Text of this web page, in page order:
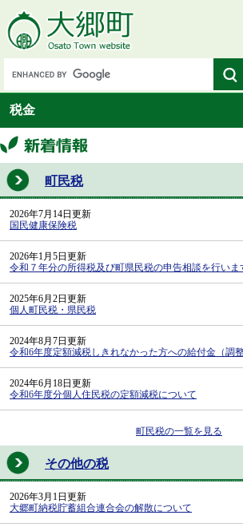
税金
町民税
2026年7月14日更新
国民健康保険税
2026年1月5日更新
令和７年分の所得税及び町県民税の申告相談を行いま
2025年6月2日更新
個人町民税・県民税
2024年8月7日更新
令和6年度定額減税しきれなかった方への給付金（調整
2024年6月18日更新
令和6年度分個人住民税の定額減税について
町民税の一覧を見る
その他の税
2026年3月1日更新
大郷町納税貯蓄組合連合会の解散について